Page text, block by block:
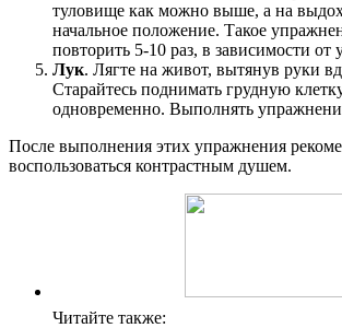
туловище как можно выше, а на
начальное положение. Такое
повторить 5-10 раз, в зависимости от
Лук. Лягте на живот, вытянув руки
Старайтесь поднимать грудную
одновременно. Выполнять
После выполнения этих упражнения
воспользоваться контрастным душем.
Читайте также: